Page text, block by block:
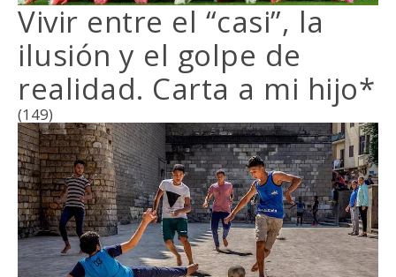
Vivir entre el “casi”, la
ilusión y el golpe de
realidad. Carta a mi hijo*
(149)